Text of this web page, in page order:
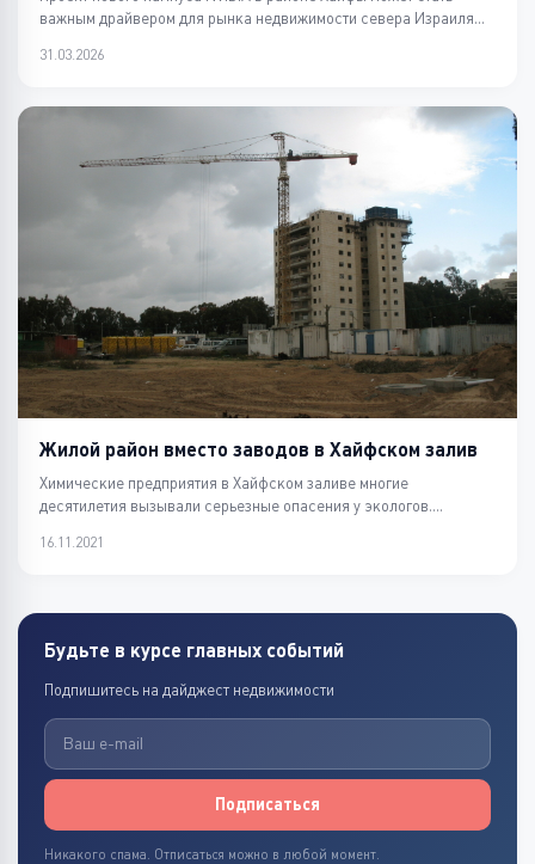
важным драйвером для рынка недвижимости севера Израиля...
31.03.2026
Жилой район вместо заводов в Хайфском залив
Химические предприятия в Хайфском заливе многие
десятилетия вызывали серьезные опасения у экологов.
16.11.2021
Будьте в курсе главных событий
Подпишитесь на дайджест недвижимости
Подписаться
Никакого спама. Отписаться можно в любой момент.